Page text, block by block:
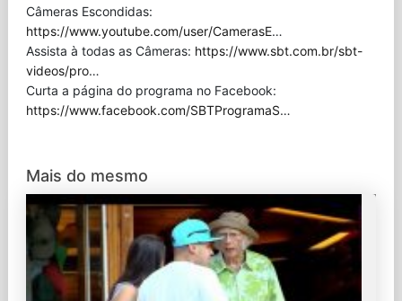
Câmeras Escondidas:
https://www.youtube.com/user/CamerasE…
Assista à todas as Câmeras: https://www.sbt.com.br/sbt-
videos/pro…
Curta a página do programa no Facebook:
https://www.facebook.com/SBTProgramaS…
Mais do mesmo